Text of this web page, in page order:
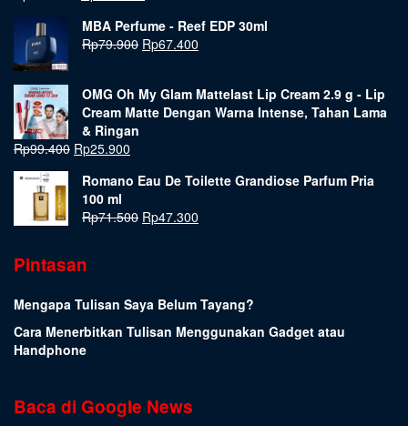
MBA Perfume - Reef EDP 30ml
Rp79.900 Rp67.400
OMG Oh My Glam Mattelast Lip Cream 2.9 g - Lip
Cream Matte Dengan Warna Intense, Tahan Lama
& Ringan
Rp99.400 Rp25.900
Romano Eau De Toilette Grandiose Parfum Pria
100 ml
Rp71.500 Rp47.300
Pintasan
Mengapa Tulisan Saya Belum Tayang?
Cara Menerbitkan Tulisan Menggunakan Gadget atau
Handphone
Baca di Google News